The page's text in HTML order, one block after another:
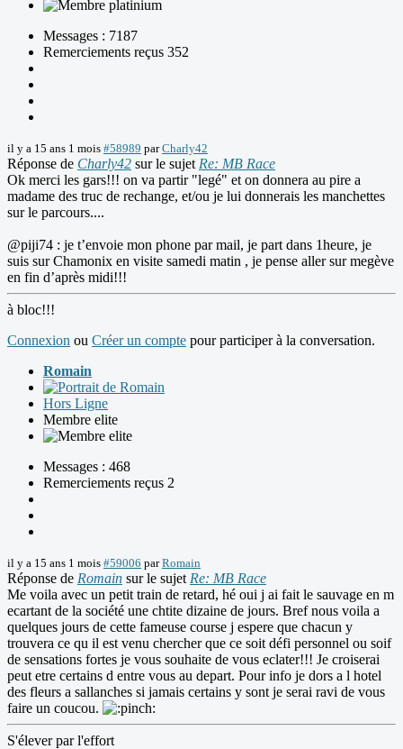
Messages : 7187
Remerciements reçus 352
il y a 15 ans 1 mois #58989 parCharly42
Réponse de Charly42 sur le sujet Re: MB Race
Ok merci les gars!!! on va partir "legé" et on donnera au pire a
madame des truc de rechange, et/ou je lui donnerais les manchettes
sur le parcours....
@piji74 : je t’envoie mon phone par mail, je part dans 1heure, je
suis sur Chamonix en visite samedi matin , je pense aller sur megève
en fin d’après midi!!!
à bloc!!!
Connexion ou Créer un compte pour participer à la conversation.
Romain
Hors Ligne
Membre elite
Messages : 468
Remerciements reçus 2
il y a 15 ans 1 mois #59006 parRomain
Réponse de Romain sur le sujet Re: MB Race
Me voila avec un petit train de retard, hé oui j ai fait le sauvage en m
ecartant de la société une chtite dizaine de jours. Bref nous voila a
quelques jours de cette fameuse course j espere que chacun y
trouvera ce qu il est venu chercher que ce soit défi personnel ou soif
de sensations fortes je vous souhaite de vous eclater!!! Je croiserai
peut etre certains d entre vous au depart. Pour info je dors a l hotel
des fleurs a sallanches si jamais certains y sont je serai ravi de vous
faire un coucou.
S'élever par l'effort